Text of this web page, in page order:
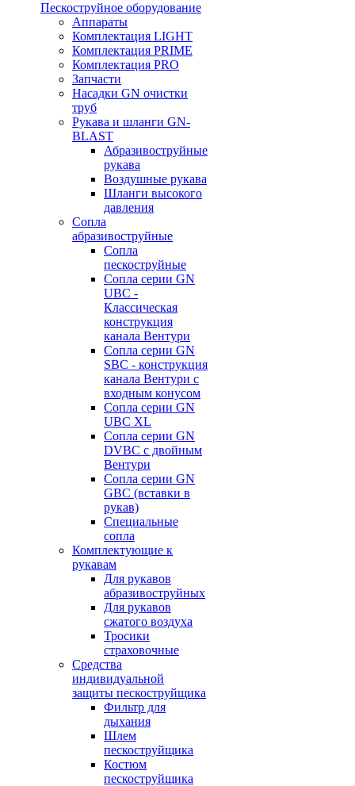
Пескоструйное оборудование
Аппараты
Комплектация LIGHT
Комплектация PRIME
Комплектация PRO
Запчасти
Насадки GN очистки
труб
Рукава и шланги GN-
BLAST
Абразивоструйные
рукава
Воздушные рукава
Шланги высокого
давления
Сопла
абразивоструйные
Сопла
пескоструйные
Сопла серии GN
UBC -
Классическая
конструкция
канала Вентури
Сопла серии GN
SBC - конструкция
канала Вентури c
входным конусом
Сопла серии GN
UBC XL
Сопла серии GN
DVBC с двойным
Вентури
Сопла серии GN
GBC (вставки в
рукав)
Специальные
сопла
Комплектующие к
рукавам
Для рукавов
абразивоструйных
Для рукавов
сжатого воздуха
Тросики
страховочные
Средства
индивидуальной
защиты пескоструйщика
Фильтр для
дыхания
Шлем
пескоструйщика
Костюм
пескоструйщика